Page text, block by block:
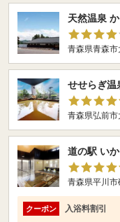
天然温泉
青森県青森
せせらぎ温
青森県弘前
道の駅 い
青森県平川
クーポン 入浴料割引